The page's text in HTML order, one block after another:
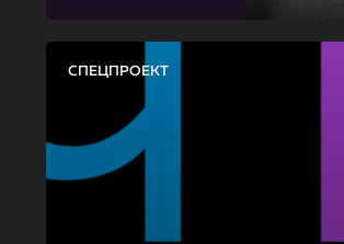
СПЕЦПРОЕКТ